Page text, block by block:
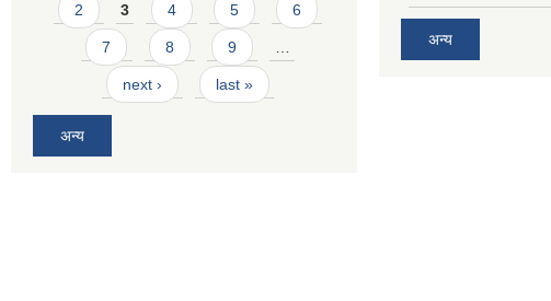
2 3 4 5 6
7 8 9
next › last »
अन्य
अन्य